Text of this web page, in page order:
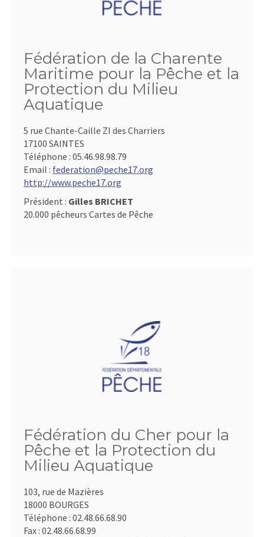
Fédération de la Charente
Maritime pour la Pêche et la
Protection du Milieu
Aquatique
5 rue Chante-Caille ZI des Charriers
17100 SAINTES
Téléphone : 05.46.98.98.79
Email : federation@peche17.org
http://www.peche17.org
Président : Gilles BRICHET
20.000 pêcheurs Cartes de Pêche
Fédération du Cher pour la
Pêche et la Protection du
Milieu Aquatique
103, rue de Mazières
18000 BOURGES
Téléphone : 02.48.66.68.90
Fax : 02.48.66.68.99